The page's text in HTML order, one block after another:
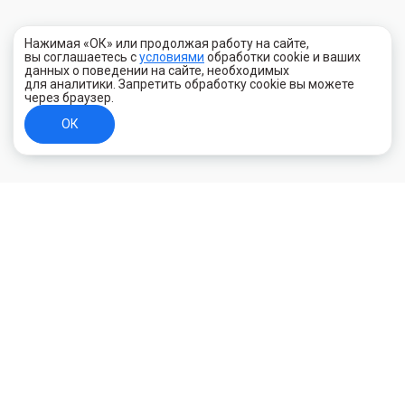
Нажимая «ОК» или продолжая работу на сайте,
вы соглашаетесь сусловиями обработки cookie и ваших
данных о поведении на сайте, необходимых
для аналитики. Запретить обработку cookie вы можете
через браузер.
ОК